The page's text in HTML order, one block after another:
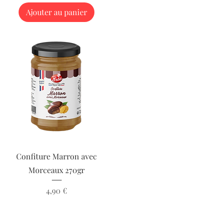
Ajouter au panier
Aperçu rapide
Confiture Marron avec
Morceaux 270gr
Prix
4,90 €